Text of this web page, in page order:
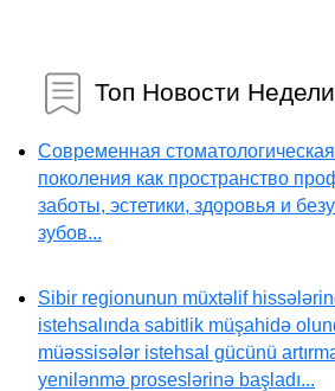
Топ Новости Недели
Современная
поколения как пространство
заботы, эстетики, здоровья и
зубов...
Sibir regionunun müxtəlif
istehsalında sabitlik müşahidə
müəssisələr istehsal gücünü
yenilənmə proseslərinə başladı...